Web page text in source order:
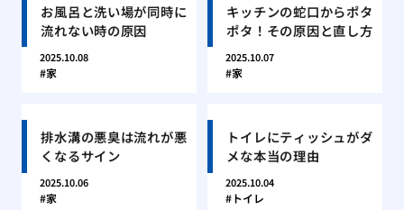
お風呂と洗い場が同時に
流れない時の原因
2025.10.08
家
キッチンの蛇口からポタ
ポタ！その原因と直し方
2025.10.07
家
排水溝の悪臭は流れが悪
くなるサイン
2025.10.06
家
トイレにティッシュがダ
メな本当の理由
2025.10.04
トイレ